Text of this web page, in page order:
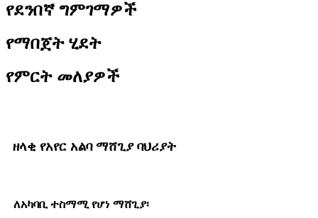
የደንበኛ ግምገማዎች
የማበጀት ሂደት
የምርት መለያዎች
ዘላቂ የአየር አልባ ማሸጊያ ባህሪያት
ለአካባቢ ተስማሚ የሆነ ማሸጊያ፡